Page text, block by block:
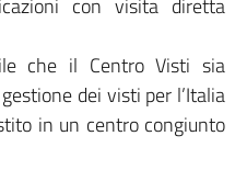
con visita diretta
che il Centro Visti sia
dei visti per l’Italia
in un centro congiunto